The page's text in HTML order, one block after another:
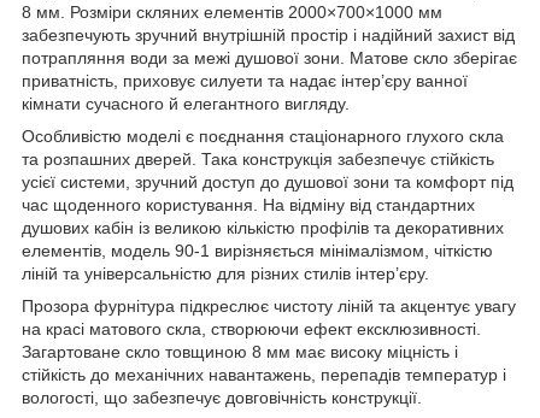
8 мм. Розміри скляних елементів 2000×700×1000 мм
забезпечують зручний внутрішній простір і надійний захист від
потрапляння води за межі душової зони. Матове скло зберігає
приватність, приховує силуети та надає інтер’єру ванної
кімнати сучасного й елегантного вигляду.
Особливістю моделі є поєднання стаціонарного глухого скла
та розпашних дверей. Така конструкція забезпечує стійкість
усієї системи, зручний доступ до душової зони та комфорт під
час щоденного користування. На відміну від стандартних
душових кабін із великою кількістю профілів та декоративних
елементів, модель 90-1 вирізняється мінімалізмом, чіткістю
ліній та універсальністю для різних стилів інтер’єру.
Прозора фурнітура підкреслює чистоту ліній та акцентує увагу
на красі матового скла, створюючи ефект ексклюзивності.
Загартоване скло товщиною 8 мм має високу міцність і
стійкість до механічних навантажень, перепадів температур і
вологості, що забезпечує довговічність конструкції.